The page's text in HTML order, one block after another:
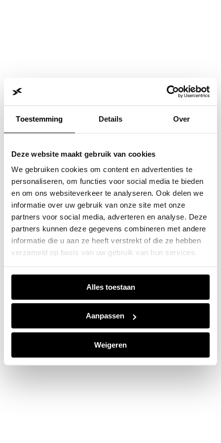
Toestemming Details Over
Deze website maakt gebruik van cookies
We gebruiken cookies om content en advertenties te
personaliseren, om functies voor social media te bieden
en om ons websiteverkeer te analyseren. Ook delen we
informatie over uw gebruik van onze site met onze
partners voor social media, adverteren en analyse. Deze
partners kunnen deze gegevens combineren met andere
informatie die u aan ze heeft verstrekt of die ze hebben
verzameld op basis van uw gebruik van hun services.
Alles toestaan
Aanpassen
Weigeren
Application error: a client-side exception has occurred while
loadingwww.jvk.nl(see the browser consolefor more
information).